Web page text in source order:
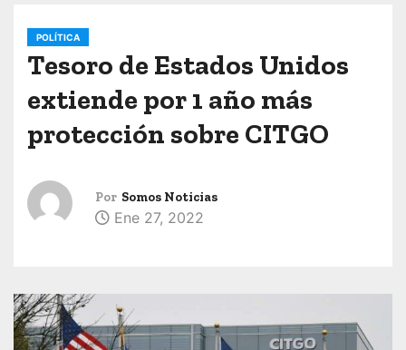
POLÍTICA
Tesoro de Estados Unidos
extiende por 1 año más
protección sobre CITGO
Por Somos Noticias
Ene 27, 2022